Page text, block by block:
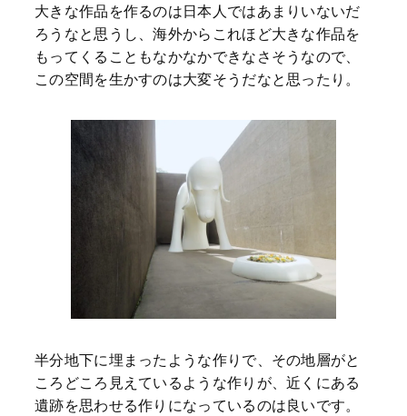
大きな作品を作るのは日本人ではあまりいないだ
ろうなと思うし、海外からこれほど大きな作品を
もってくることもなかなかできなさそうなので、
この空間を生かすのは大変そうだなと思ったり。
半分地下に埋まったような作りで、その地層がと
ころどころ見えているような作りが、近くにある
遺跡を思わせる作りになっているのは良いです。